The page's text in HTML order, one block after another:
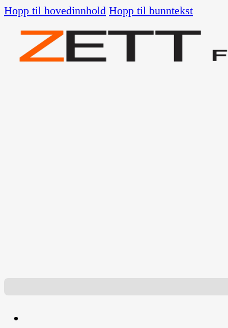
Hopp til hovedinnhold Hopp til bunntekst